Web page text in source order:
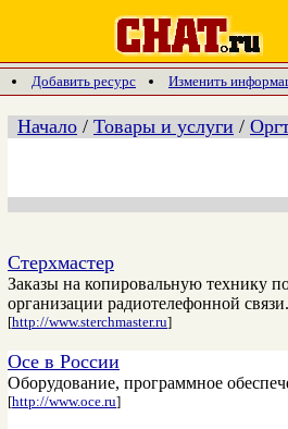
Добавить ресурс Изменить
Начало / Товары и услуги /
Стерхмастер
Заказы на копировальную технику
организации радиотелефонной связи.
[http://www.sterchmaster.ru]
Oce в России
Оборудование, программное
[http://www.oce.ru]